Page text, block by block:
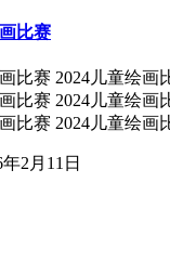
比赛
比赛 2024儿童绘画
比赛 2024儿童绘画
比赛 2024儿童绘画
年2月11日